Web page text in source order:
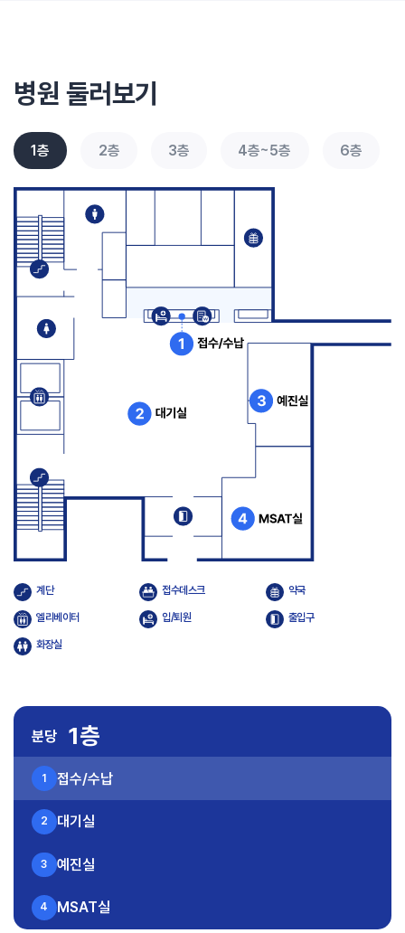
병원 둘러보기
1층 2층 3층 4층~5층 6층
계단 접수데스크 약국
엘리베이터 입/퇴원 출입구
화장실
분당 1층
1 접수/수납
2 대기실
3 예진실
4 MSAT실